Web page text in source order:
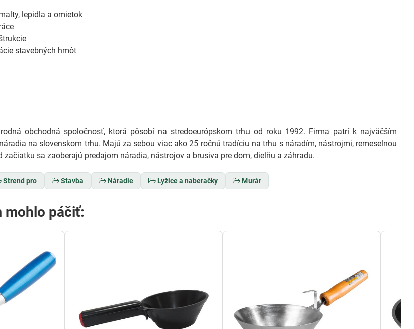
lepidla a omietok
stavebných hmôt
obchodná spoločnosť, ktorá pôsobí na stredoeurópskom trhu od roku 1992. Firma patrí k najväčším
na slovenskom trhu. Majú za sebou viac ako 25 ročnú tradíciu na trhu s náradím, nástrojmi, remeselnou
začiatku sa zaoberajú predajom náradia, nástrojov a brusiva pre dom, dielňu a záhradu.
Strend pro Stavba Náradie Lyžice a naberačky Murár
mohlo páčiť: